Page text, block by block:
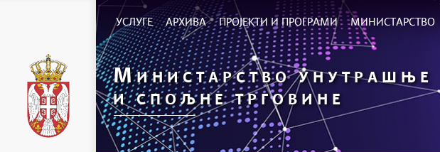
УСЛУГЕ АРХИВА ПРОЈЕКТИ И ПРОГРАМИ МИНИСТАРСТВО
МИНИСТАРСТВО УНУТРАШЊЕ
И СПОЉНЕ ТРГОВИНЕ